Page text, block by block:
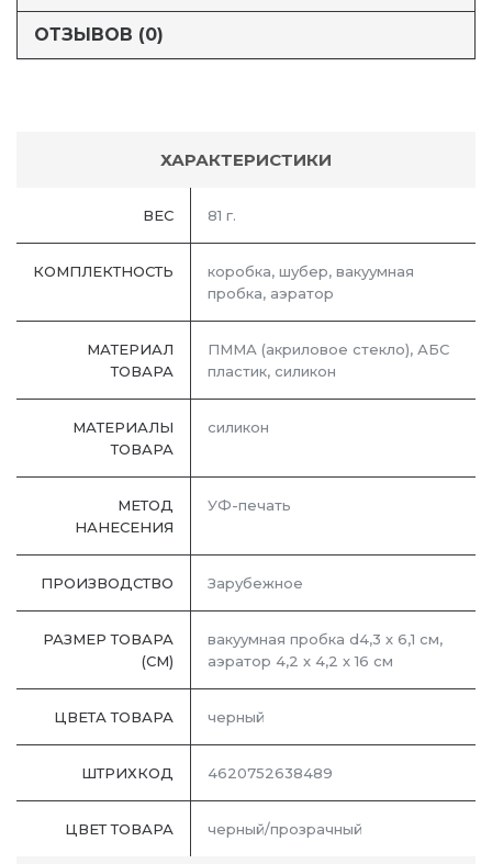
ОТЗЫВОВ (0)
ХАРАКТЕРИСТИКИ
ВЕС 81 г.
КОМПЛЕКТНОСТЬ
коробка, шубер, вакуумная
пробка, аэратор
МАТЕРИАЛ
ТОВАРА
ПММА (акриловое стекло), АБС
пластик, силикон
МАТЕРИАЛЫ
ТОВАРА
силикон
МЕТОД
НАНЕСЕНИЯ
УФ-печать
ПРОИЗВОДСТВО Зарубежное
РАЗМЕР ТОВАРА
(СМ)
вакуумная пробка d4,3 х 6,1 см,
аэратор 4,2 х 4,2 х 16 см
ЦВЕТА ТОВАРА черный
ШТРИХКОД 4620752638489
ЦВЕТ ТОВАРА черный/прозрачный